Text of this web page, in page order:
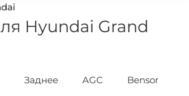
Hyundai Grand
Заднее AGC Benson